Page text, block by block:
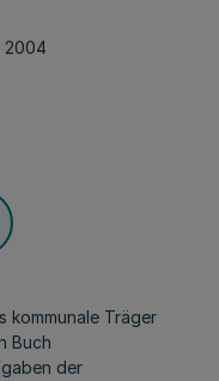
2004
kommunale Träger
Buch
der